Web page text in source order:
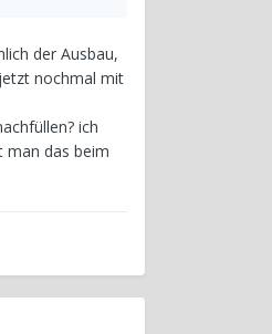
der Ausbau,
nochmal mit
ich
man das beim